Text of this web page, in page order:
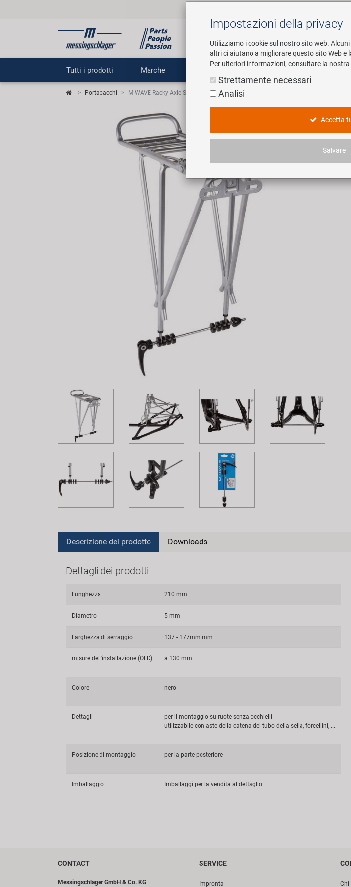
Tutti i prodotti Marche E-Mobility
Portapacchi M-WAVE Racky Axle Sgancio rapido
Descrizione del prodotto Downloads
Dettagli dei prodotti
Lunghezza 210 mm
Diametro 5 mm
Larghezza di serraggio 137 - 177mm mm
misure dell'installazione (OLD) a 130 mm
Colore nero
Dettagli
per il montaggio su ruote senza occhielli
utilizzabile con aste della catena del tubo della sella, forcellini, ...
Posizione di montaggio per la parte posteriore
Imballaggio Imballaggi per la vendita al dettaglio
CONTACT
Messingschlager GmbH & Co. KG
SERVICE
Impronta Chi
Impostazioni della privacy
Utilizziamo i cookie sul nostro sito web.
altri ci aiutano a migliorare questo sito Web e
Per ulteriori informazioni, consultare la nostra
Strettamente necessari
Analisi
Accetta
Salvare